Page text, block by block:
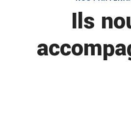
Ils